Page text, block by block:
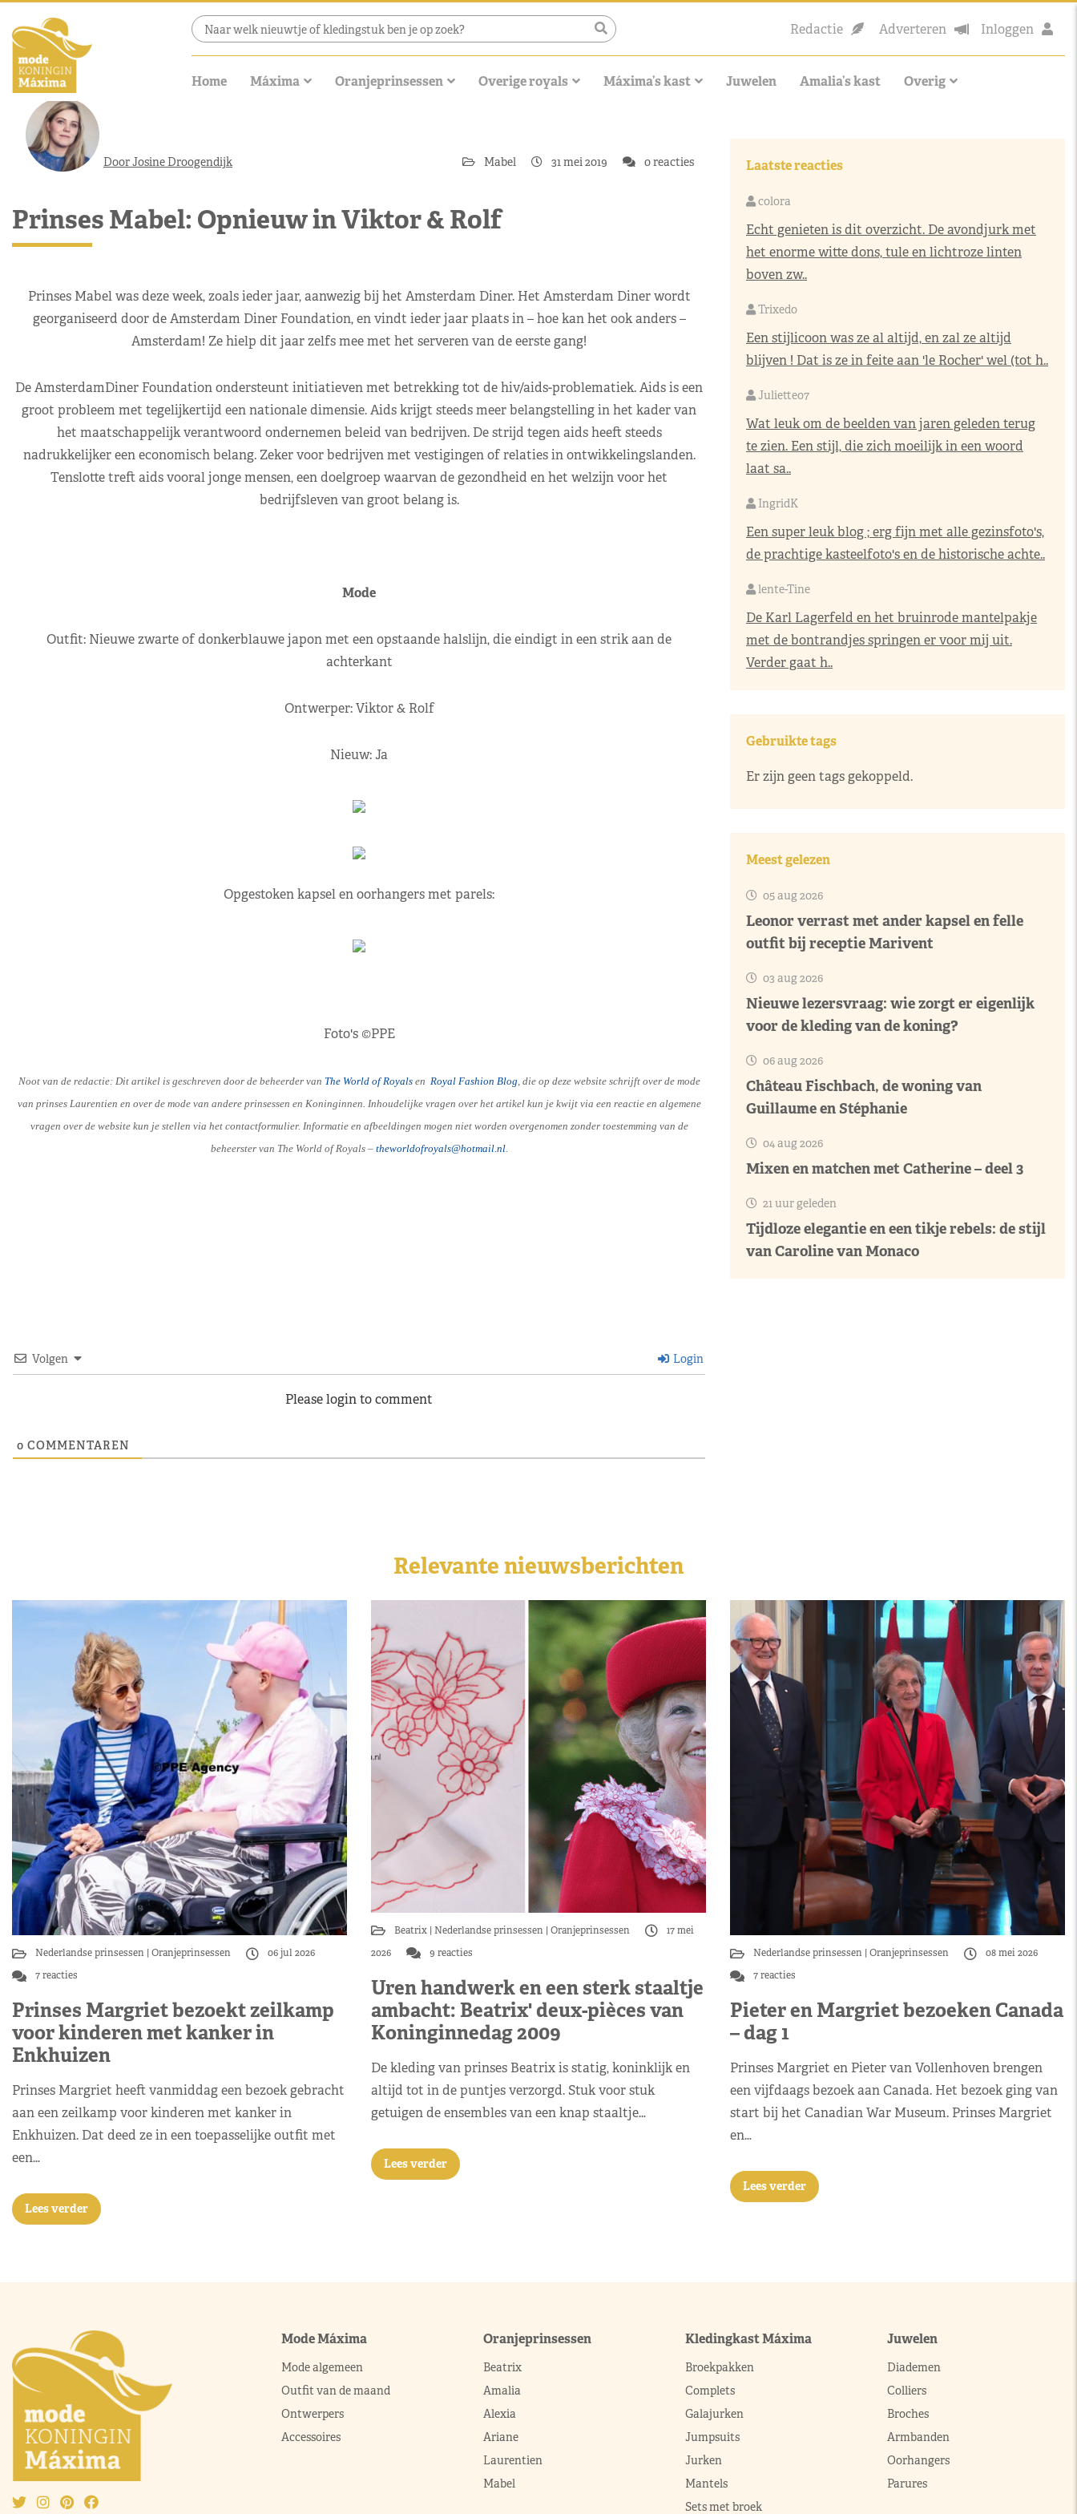
Redactie Adverteren Inloggen
Home Máxima Oranjeprinsessen Overige royals Máxima’s kast Juwelen Amalia’s kast Overig
Door Josine Droogendijk Mabel 31 mei 2019 0 reacties
Prinses Mabel: Opnieuw in Viktor & Rolf
Prinses Mabel was deze week, zoals ieder jaar, aanwezig bij het Amsterdam Diner. Het Amsterdam Diner wordt
georganiseerd door de Amsterdam Diner Foundation, en vindt ieder jaar plaats in – hoe kan het ook anders –
Amsterdam! Ze hielp dit jaar zelfs mee met het serveren van de eerste gang!
De AmsterdamDiner Foundation ondersteunt initiatieven met betrekking tot de hiv/aids-problematiek. Aids is een
groot probleem met tegelijkertijd een nationale dimensie. Aids krijgt steeds meer belangstelling in het kader van
het maatschappelijk verantwoord ondernemen beleid van bedrijven. De strijd tegen aids heeft steeds
nadrukkelijker een economisch belang. Zeker voor bedrijven met vestigingen of relaties in ontwikkelingslanden.
Tenslotte treft aids vooral jonge mensen, een doelgroep waarvan de gezondheid en het welzijn voor het
bedrijfsleven van groot belang is.
Mode
Outfit: Nieuwe zwarte of donkerblauwe japon met een opstaande halslijn, die eindigt in een strik aan de
achterkant
Ontwerper: Viktor & Rolf
Nieuw: Ja
Opgestoken kapsel en oorhangers met parels:
Foto's ©PPE
Noot van de redactie: Dit artikel is geschreven door de beheerder van The World of Royalsen Royal Fashion Blog, die op deze website schrijft over de mode
van prinses Laurentien en over de mode van andere prinsessen en Koninginnen. Inhoudelijke vragen over het artikel kun je kwijt via een reactie en algemene
vragen over de website kun je stellen via het contactformulier. Informatie en afbeeldingen mogen niet worden overgenomen zonder toestemming van de
beheerster van The World of Royals – theworldofroyals@hotmail.nl.
Volgen Login
Please login to comment
0 COMMENTAREN
Laatste reacties
colora
Echt genieten is dit overzicht. De avondjurk met
het enorme witte dons, tule en lichtroze linten
boven zw..
Trixedo
Een stijlicoon was ze al altijd, en zal ze altijd
blijven ! Dat is ze in feite aan 'le Rocher' wel (tot h..
Juliette07
Wat leuk om de beelden van jaren geleden terug
te zien. Een stijl, die zich moeilijk in een woord
laat sa..
IngridK
Een super leuk blog ; erg fijn met alle gezinsfoto's,
de prachtige kasteelfoto's en de historische achte..
lente-Tine
De Karl Lagerfeld en het bruinrode mantelpakje
met de bontrandjes springen er voor mij uit.
Verder gaat h..
Gebruikte tags
Er zijn geen tags gekoppeld.
Meest gelezen
05 aug 2026
Leonor verrast met ander kapsel en felle
outfit bij receptie Marivent
03 aug 2026
Nieuwe lezersvraag: wie zorgt er eigenlijk
voor de kleding van de koning?
06 aug 2026
Château Fischbach, de woning van
Guillaume en Stéphanie
04 aug 2026
Mixen en matchen met Catherine – deel 3
21 uur geleden
Tijdloze elegantie en een tikje rebels: de stijl
van Caroline van Monaco
Relevante nieuwsberichten
Nederlandse prinsessen Oranjeprinsessen
06 jul 2026
7 reacties
Prinses Margriet bezoekt zeilkamp
voor kinderen met kanker in
Enkhuizen
Prinses Margriet heeft vanmiddag een bezoek gebracht
aan een zeilkamp voor kinderen met kanker in
Enkhuizen. Dat deed ze in een toepasselijke outfit met
een…
Lees verder
Beatrix Nederlandse prinsessen Oranjeprinsessen
17 mei
2026
9 reacties
Uren handwerk en een sterk staaltje
ambacht: Beatrix' deux-pièces van
Koninginnedag 2009
De kleding van prinses Beatrix is statig, koninklijk en
altijd tot in de puntjes verzorgd. Stuk voor stuk
getuigen de ensembles van een knap staaltje…
Lees verder
Nederlandse prinsessen Oranjeprinsessen
08 mei 2026
7 reacties
Pieter en Margriet bezoeken Canada
– dag 1
Prinses Margriet en Pieter van Vollenhoven brengen
een vijfdaags bezoek aan Canada. Het bezoek ging van
start bij het Canadian War Museum. Prinses Margriet
en…
Lees verder
Mode Máxima
Mode algemeen
Outfit van de maand
Ontwerpers
Accessoires
Oranjeprinsessen
Beatrix
Amalia
Alexia
Ariane
Laurentien
Mabel
Kledingkast Máxima
Broekpakken
Complets
Galajurken
Jumpsuits
Jurken
Mantels
Sets met broek
Juwelen
Diademen
Colliers
Broches
Armbanden
Oorhangers
Parures